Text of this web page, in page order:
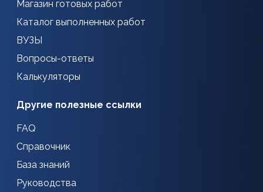
Магазин готовых работ
Каталог выполненных работ
ВУЗЫ
Вопросы-ответы
Калькуляторы
Другие полезные ссылки
FAQ
Справочник
База знаний
Руководства